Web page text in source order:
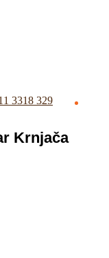
3318 329
Krnjača